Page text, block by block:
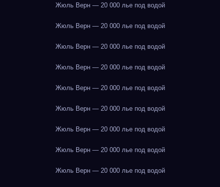
Жюль Верн — 20 000 лье под водой
Жюль Верн — 20 000 лье под водой
Жюль Верн — 20 000 лье под водой
Жюль Верн — 20 000 лье под водой
Жюль Верн — 20 000 лье под водой
Жюль Верн — 20 000 лье под водой
Жюль Верн — 20 000 лье под водой
Жюль Верн — 20 000 лье под водой
Жюль Верн — 20 000 лье под водой